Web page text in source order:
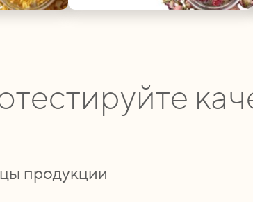
продукции